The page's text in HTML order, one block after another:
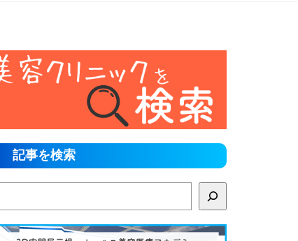
記事を検索